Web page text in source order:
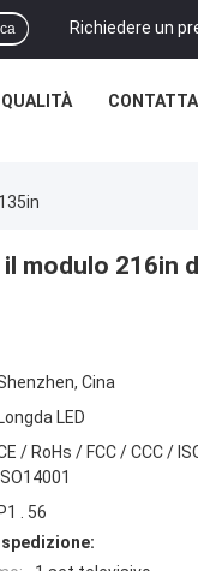
Richiedere un
modulo 216in
Cina
Longda LED
/ RoHs / FCC / CCC /
ISO14001
P1 . 56